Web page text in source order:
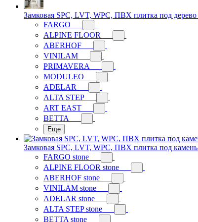
Замковая SPC, LVT, WPC, ПВХ плитка под дерево
FARGO
ALPINE FLOOR
ABERHOF
VINILAM
PRIMAVERA
MODULEO
ADELAR
ALTA STEP
ART EAST
BETTA
Еще
Замковая SPC, LVT, WPC, ПВХ плитка под камень
FARGO stone
ALPINE FLOOR stone
ABERHOF stone
VINILAM stone
ADELAR stone
ALTA STEP stone
BETTA stone